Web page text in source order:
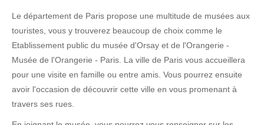
Le département de Paris propose une multitude de musées aux
touristes, vous y trouverez beaucoup de choix comme le
Etablissement public du musée d'Orsay et de l'Orangerie -
Musée de l'Orangerie - Paris. La ville de Paris vous accueillera
pour une visite en famille ou entre amis. Vous pourrez ensuite
avoir l'occasion de découvrir cette ville en vous promenant à
travers ses rues.